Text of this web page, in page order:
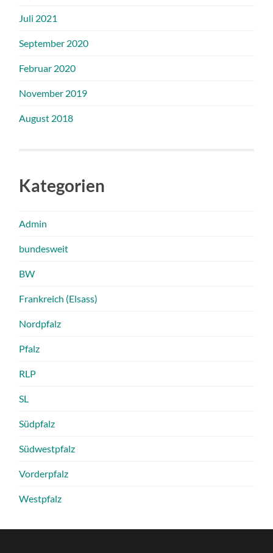
Juli 2021
September 2020
Februar 2020
November 2019
August 2018
Kategorien
Admin
bundesweit
BW
Frankreich (Elsass)
Nordpfalz
Pfalz
RLP
SL
Südpfalz
Südwestpfalz
Vorderpfalz
Westpfalz